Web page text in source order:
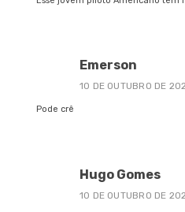
Emerson
10 DE OUTUBRO DE
Pode crê
Hugo Gomes
10 DE OUTUBRO DE